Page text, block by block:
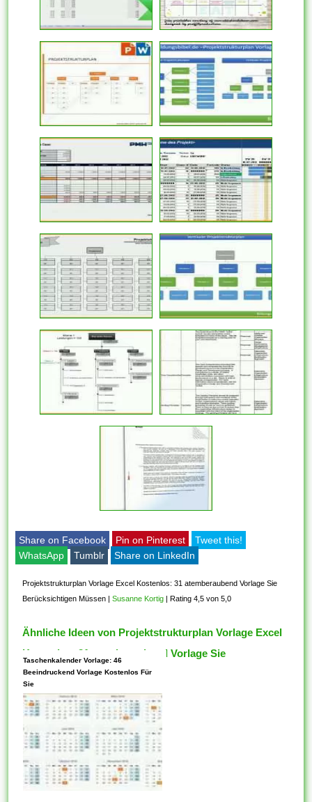
Share on Facebook Pin on Pinterest
Tweet this!
WhatsApp
Tumblr Share on LinkedIn
Projektstrukturplan Vorlage Excel Kostenlos: 31 atemberaubend Vorlage Sie
Berücksichtigen Müssen |Susanne Kortig |Rating 4,5 von 5,0
Ähnliche Ideen von Projektstrukturplan Vorlage Excel
Kostenlos: 31 atemberaubend Vorlage Sie
Berücksichtigen Müssen
Taschenkalender Vorlage: 46
Beeindruckend Vorlage Kostenlos Für
Sie